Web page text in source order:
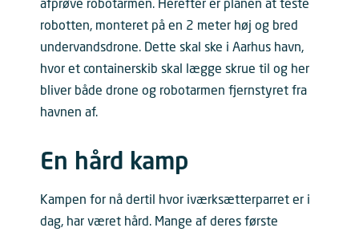
afprøve robotarmen. Herefter er planen at teste
robotten, monteret på en 2 meter høj og bred
undervandsdrone. Dette skal ske i Aarhus havn,
hvor et containerskib skal lægge skrue til og her
bliver både drone og robotarmen fjernstyret fra
havnen af.
En hård kamp
Kampen for nå dertil hvor iværksætterparret er i
dag, har været hård. Mange af deres første